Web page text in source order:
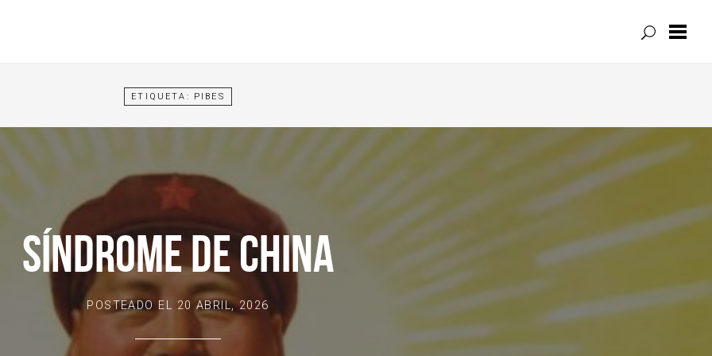
ETIQUETA: PIBES
SÍNDROME DE CHINA
POSTEADO EL 20 ABRIL, 2026